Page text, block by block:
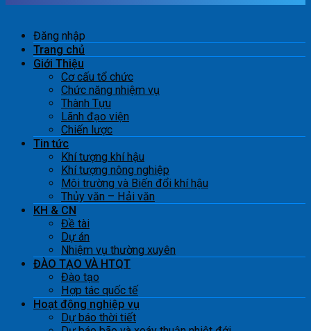
Đăng nhập
Trang chủ
Giới Thiệu
Cơ cấu tổ chức
Chức năng nhiệm vụ
Thành Tựu
Lãnh đạo viện
Chiến lược
Tin tức
Khí tượng khí hậu
Khí tượng nông nghiệp
Môi trường và Biến đổi khí hậu
Thủy văn – Hải văn
KH & CN
Đề tài
Dự án
Nhiệm vụ thường xuyên
ĐÀO TẠO VÀ HTQT
Đào tạo
Hợp tác quốc tế
Hoạt động nghiệp vụ
Dự báo thời tiết